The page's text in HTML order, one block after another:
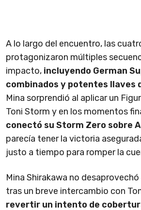
A lo largo del encuentro, las
protagonizaron múltiples
impacto, incluyendo German
combinados y potentes llaves
Mina sorprendió al aplicar un
Toni Storm y en los momentos
conectó su Storm Zero sobre
parecía tener la victoria
justo a tiempo para romper la
Mina Shirakawa no
tras un breve intercambio con
revertir un intento de